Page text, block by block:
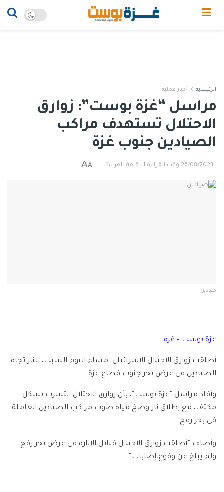
الرئيسية أخبار محلية
مراسل “غزة بوست”: زوارق
الاحتلال تستهدف مراكب
الصيادين جنوب غزة
26/08/2023 وقت القراءة:1 دقيقة للقراءة A
A
صيادين
غزة بوست – غزة
أطلقت زوارق الاحتلال الإسرائيلي، مساء اليوم السبت، النار تجاه
الصيادين في عرض بحر جنوب قطاع غزة.
وأفاد مراسل “غزة بوست”، بأن زوارق الاحتلال انتشرت بشكل
مكثف، مع إطلاق نار وضخ مياه صوب مراكب الصيادين العاملة
في بحر رفح.
وأضاف “أطلقت زوارق الاحتلال قنابل الإنارة في عرض بحر رفح،
ولم يبلغ عن وقوع إصابات”.